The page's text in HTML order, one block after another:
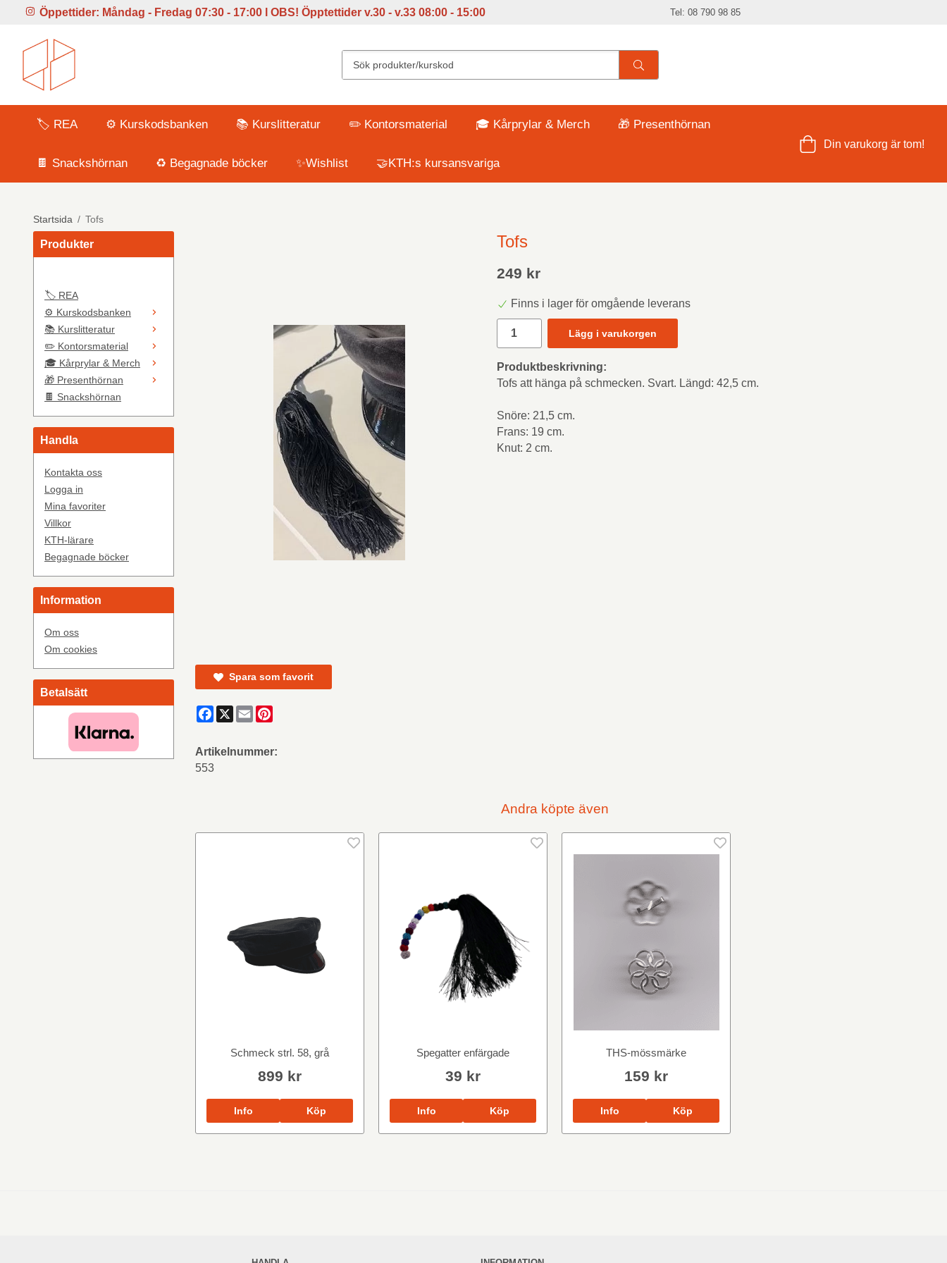
Öppettider: Måndag - Fredag 07:30 - 17:00 l OBS! Öpptettider v.30 - v.33 08:00 - 15:00 Tel: 08 790 98 85
🏷️ REA ⚙️ Kurskodsbanken 📚 Kurslitteratur ✏️ Kontorsmaterial 🎓 Kårprylar & Merch 🎁 Presenthörnan
🍫 Snackshörnan ♻️ Begagnade böcker ✨Wishlist 🤝KTH:s kursansvariga
Din varukorg är tom!
Startsida / Tofs
Produkter
🏷️ REA
⚙️ Kurskodsbanken
📚 Kurslitteratur
✏️ Kontorsmaterial
🎓 Kårprylar & Merch
🎁 Presenthörnan
🍫 Snackshörnan
Handla
Kontakta oss
Logga in
Mina favoriter
Villkor
KTH-lärare
Begagnade böcker
Information
Om oss
Om cookies
Betalsätt
Tofs
249 kr
Finns i lager för omgående leverans
Lägg i varukorgen
Produktbeskrivning:
Tofs att hänga på schmecken. Svart. Längd: 42,5 cm.
Snöre: 21,5 cm.
Frans: 19 cm.
Knut: 2 cm.
Spara som favorit
Facebook
X Email
Artikelnummer:
553
Andra köpte även
Schmeck strl. 58, grå
899 kr
Info Köp
Spegatter enfärgade
39 kr
Info Köp
THS-mössmärke
159 kr
Info Köp